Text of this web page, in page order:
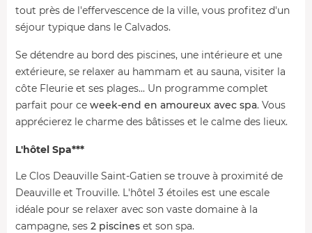
tout près de l'effervescence de la ville, vous profitez d'un
séjour typique dans le Calvados.
Se détendre au bord des piscines, une intérieure et une
extérieure, se relaxer au hammam et au sauna, visiter la
côte Fleurie et ses plages... Un programme complet
parfait pour ce week-end en amoureux avec spa. Vous
apprécierez le charme des bâtisses et le calme des lieux.
L'hôtel Spa***
Le Clos Deauville Saint-Gatien se trouve à proximité de
Deauville et Trouville. L'hôtel 3 étoiles est une escale
idéale pour se relaxer avec son vaste domaine à la
campagne, ses 2 piscines et son spa.